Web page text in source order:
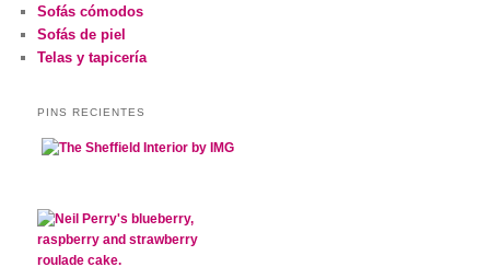
Sofás cómodos
Sofás de piel
Telas y tapicería
PINS RECIENTES